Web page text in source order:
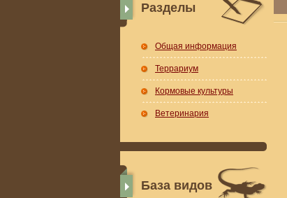
Разделы
Общая информация
Террариум
Кормовые культуры
Ветеринария
База видов